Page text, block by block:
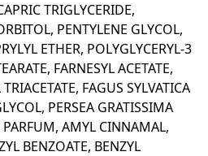
TRIGLYCERIDE,
PENTYLENE GLYCOL,
ETHER, POLYGLYCERYL-3
FARNESYL ACETATE,
FAGUS SYLVATICA
PERSEA GRATISSIMA
AMYL CINNAMAL,
BENZOATE, BENZYL